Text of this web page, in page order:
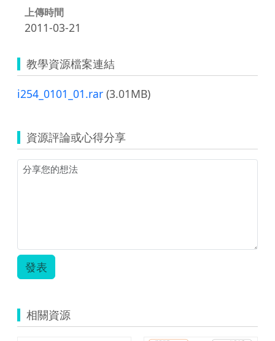
上傳時間
2011-03-21
教學資源檔案連結
i254_0101_01.rar (3.01MB)
資源評論或心得分享
發表
相關資源